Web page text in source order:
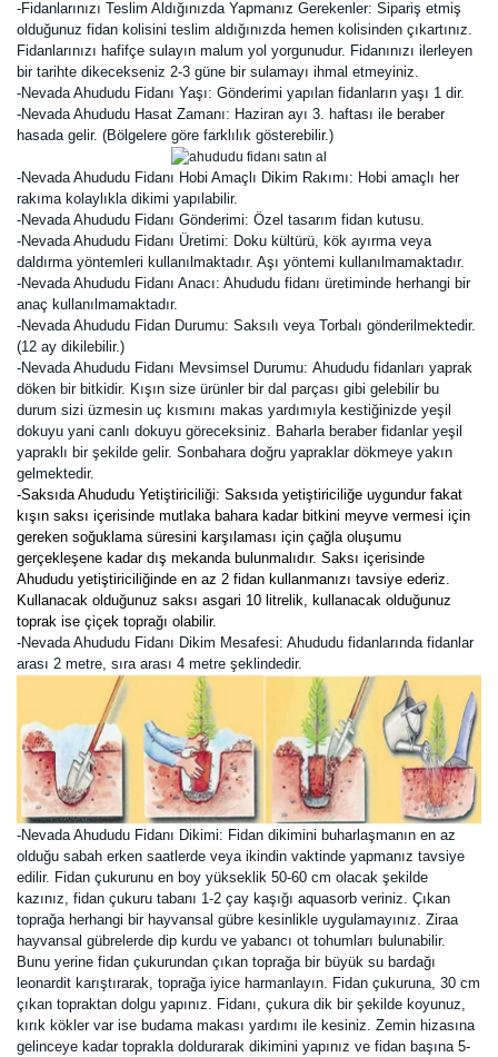
-Fidanlarınızı Teslim Aldığınızda Yapmanız Gerekenler: Sipariş etmiş
olduğunuz fidan kolisini teslim aldığınızda hemen kolisinden çıkartınız.
Fidanlarınızı hafifçe sulayın malum yol yorgunudur. Fidanınızı ilerleyen
bir tarihte dikecekseniz 2-3 güne bir sulamayı ihmal etmeyiniz.
-Nevada Ahududu Fidanı Yaşı: Gönderimi yapılan fidanların yaşı 1 dir.
-Nevada Ahududu Hasat Zamanı: Haziran ayı 3. haftası ile beraber
hasada gelir. (Bölgelere göre farklılık gösterebilir.)
-Nevada Ahududu Fidanı Hobi Amaçlı Dikim Rakımı: Hobi amaçlı her
rakıma kolaylıkla dikimi yapılabilir.
-Nevada Ahududu Fidanı Gönderimi: Özel tasarım fidan kutusu.
-Nevada Ahududu Fidanı Üretimi: Doku kültürü, kök ayırma veya
daldırma yöntemleri kullanılmaktadır. Aşı yöntemi kullanılmamaktadır.
-Nevada Ahududu Fidanı Anacı: Ahududu fidanı üretiminde herhangi bir
anaç kullanılmamaktadır.
-Nevada Ahududu Fidan Durumu: Saksılı veya Torbalı gönderilmektedir.
(12 ay dikilebilir.)
-Nevada Ahududu Fidanı Mevsimsel Durumu: Ahududu fidanları yaprak
döken bir bitkidir. Kışın size ürünler bir dal parçası gibi gelebilir bu
durum sizi üzmesin uç kısmını makas yardımıyla kestiğinizde yeşil
dokuyu yani canlı dokuyu göreceksiniz. Baharla beraber fidanlar yeşil
yapraklı bir şekilde gelir. Sonbahara doğru yapraklar dökmeye yakın
gelmektedir.
-Saksıda Ahududu Yetiştiriciliği: Saksıda yetiştiriciliğe uygundur fakat
kışın saksı içerisinde mutlaka bahara kadar bitkini meyve vermesi için
gereken soğuklama süresini karşılaması için çağla oluşumu
gerçekleşene kadar dış mekanda bulunmalıdır. Saksı içerisinde
Ahududu yetiştiriciliğinde en az 2 fidan kullanmanızı tavsiye ederiz.
Kullanacak olduğunuz saksı asgari 10 litrelik, kullanacak olduğunuz
toprak ise çiçek toprağı olabilir.
-Nevada Ahududu Fidanı Dikim Mesafesi: Ahududu fidanlarında fidanlar
arası 2 metre, sıra arası 4 metre şeklindedir.
-Nevada Ahududu Fidanı Dikimi: Fidan dikimini buharlaşmanın en az
olduğu sabah erken saatlerde veya ikindin vaktinde yapmanız tavsiye
edilir. Fidan çukurunu en boy yükseklik 50-60 cm olacak şekilde
kazınız, fidan çukuru tabanı 1-2 çay kaşığı aquasorb veriniz. Çıkan
toprağa herhangi bir hayvansal gübre kesinlikle uygulamayınız. Ziraa
hayvansal gübrelerde dip kurdu ve yabancı ot tohumları bulunabilir.
Bunu yerine fidan çukurundan çıkan toprağa bir büyük su bardağı
leonardit karıştırarak, toprağa iyice harmanlayın. Fidan çukuruna, 30 cm
çıkan topraktan dolgu yapınız. Fidanı, çukura dik bir şekilde koyunuz,
kırık kökler var ise budama makası yardımı ile kesiniz. Zemin hizasına
gelinceye kadar toprakla doldurarak dikimini yapınız ve fidan başına 5-